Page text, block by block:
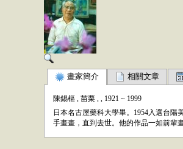
畫家簡介 相關文章
陳錫樞 , 苗栗 , , 1921 ~ 1999
日本名古屋藥科大學畢。1954入選台陽
手畫畫，直到去世。他的作品一如前輩